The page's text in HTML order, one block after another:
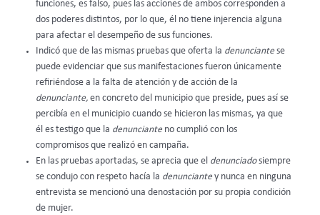
funciones, es falso, pues las acciones de ambos corresponden a
dos poderes distintos, por lo que, él no tiene injerencia alguna
para afectar el desempeño de sus funciones.
Indicó que de las mismas pruebas que oferta la denunciantese
puede evidenciar que sus manifestaciones fueron únicamente
refiriéndose a la falta de atención y de acción de la
denunciante, en concreto del municipio que preside, pues así se
percibía en el municipio cuando se hicieron las mismas, ya que
él es testigo que la denuncianteno cumplió con los
compromisos que realizó en campaña.
En las pruebas aportadas, se aprecia que el denunciadosiempre
se condujo con respeto hacía la denunciantey nunca en ninguna
entrevista se mencionó una denostación por su propia condición
de mujer.